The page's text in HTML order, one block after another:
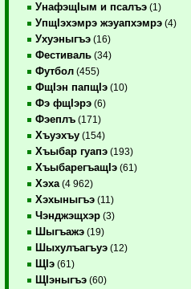
УнафэщIым и псалъэ (1)
УпщIэхэмрэ жэуапхэмрэ (4)
Ухуэныгъэ (16)
Фестиваль (34)
Футбол (455)
ФщIэн папщIэ (10)
Фэ фщIэрэ (6)
Фэеплъ (171)
Хъуэхъу (154)
Хъыбар гуапэ (193)
ХъыбарегъащIэ (61)
Хэха (4 962)
Хэхыныгъэ (11)
Чэнджэщхэр (3)
Шыгъажэ (19)
Шыхулъагъуэ (12)
ЩIэ (61)
ЩIэныгъэ (60)